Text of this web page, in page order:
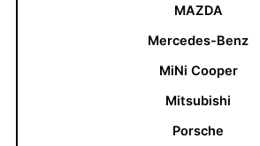
MAZDA
Mercedes-Benz
MiNi Cooper
Mitsubishi
Porsche